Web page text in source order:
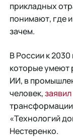
прикладных
понимают, где и
зачем.
В России к
которые умеют
ИИ, в
человек,заявил
«Технологий
Нестеренко.